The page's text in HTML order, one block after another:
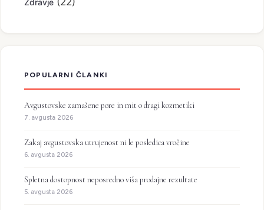
Zdravje
POPULARNI ČLANKI
Avgustovske zamašene pore in mit o dragi kozmetiki
7. avgusta 2026
Zakaj avgustovska utrujenost ni le posledica vročine
6. avgusta 2026
Spletna dostopnost neposredno viša prodajne rezultate
5. avgusta 2026